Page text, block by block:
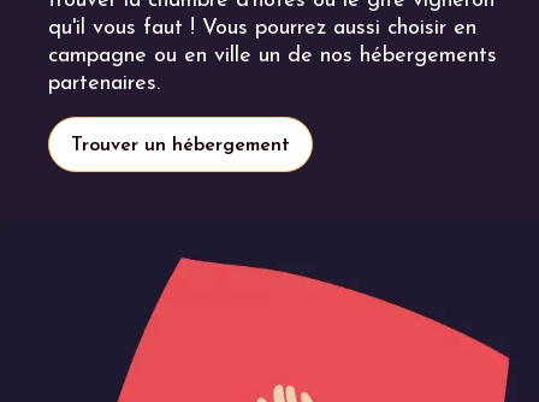
qu'il vous faut ! Vous pourrez aussi choisir en
campagne ou en ville un de nos hébergements
partenaires.
Trouver un hébergement